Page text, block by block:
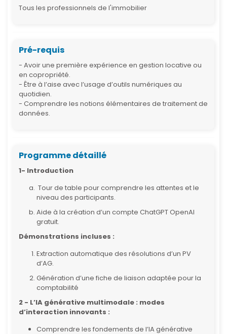
Tous les professionnels de l'immobilier
Pré-requis
- Avoir une première expérience en gestion locative ou
en copropriété.
- Être à l’aise avec l’usage d’outils numériques au
quotidien.
- Comprendre les notions élémentaires de traitement de
données.
Programme détaillé
1- Introduction
Tour de table pour comprendre les attentes et le
niveau des participants.
Aide à la création d’un compte ChatGPT OpenAI
gratuit.
Démonstrations incluses :
Extraction automatique des résolutions d’un PV
d’AG.
Génération d’une fiche de liaison adaptée pour la
comptabilité
2 - L’IA générative multimodale : modes
d’interaction innovants :
Comprendre les fondements de l’IA générative